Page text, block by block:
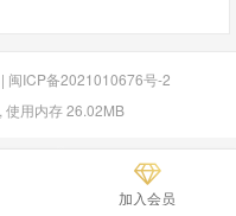
| 闽ICP备2021010676号-2
使用内存 26.02MB
加入会员